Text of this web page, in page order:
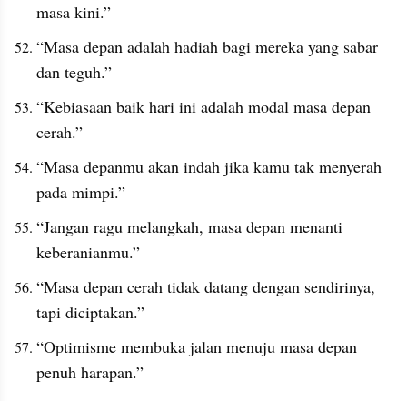
masa kini.”
“Masa depan adalah hadiah bagi mereka yang sabar
dan teguh.”
“Kebiasaan baik hari ini adalah modal masa depan
cerah.”
“Masa depanmu akan indah jika kamu tak menyerah
pada mimpi.”
“Jangan ragu melangkah, masa depan menanti
keberanianmu.”
“Masa depan cerah tidak datang dengan sendirinya,
tapi diciptakan.”
“Optimisme membuka jalan menuju masa depan
penuh harapan.”